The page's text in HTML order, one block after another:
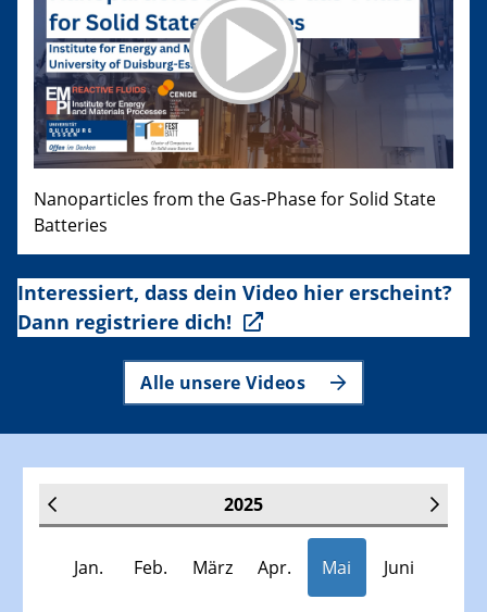
Nanoparticles from the Gas-Phase for Solid State
Batteries
Interessiert, dass dein Video hier erscheint?
Dann registriere dich!
Alle unsere Videos
2025
Jan. Feb. März Apr. Mai Juni